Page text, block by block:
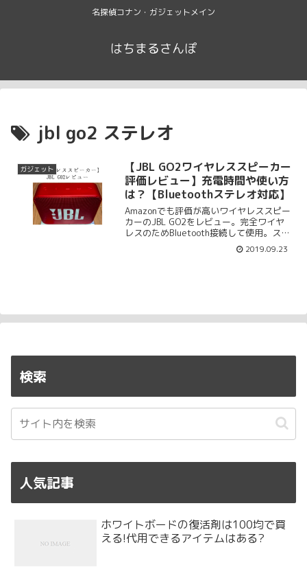
名探偵コナン・ガジェットメイン
はちまるさんぽ
jbl go2 ステレオ
ガジェット
【JBL GO2ワイヤレススピーカー
評価レビュー】充電時間や使い方
は？【Bluetoothステレオ対応】
Amazonでも評価が高いワイヤレススピー
カーのJBL GO2をレビュー。完全ワイヤ
レスのためBluetooth接続して使用。ステ
レオ対応。充電時間や使い方もまとめま
す。さらにJBL GO2の音質や音の遅延問
2019.09.23
検索
人気記事
ホワイトボードの復活剤は100均で買
える!代用できるアイテムはある?